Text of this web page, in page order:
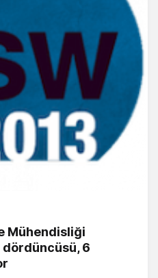
Mühendisliği
dördüncüsü, 6